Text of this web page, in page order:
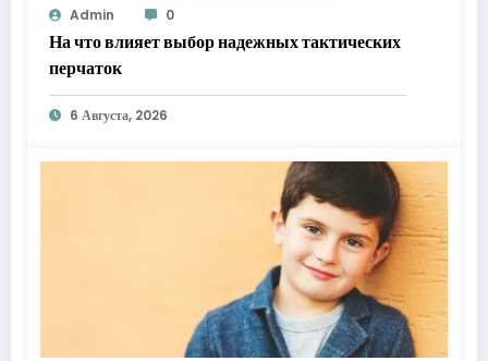
Admin 0
На что влияет выбор надежных тактических
перчаток
6 Августа, 2026